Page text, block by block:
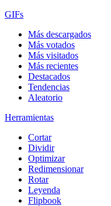
GIFs
Más descargados
Más votados
Más visitados
Más recientes
Destacados
Tendencias
Aleatorio
Herramientas
Cortar
Dividir
Optimizar
Redimensionar
Rotar
Leyenda
Flipbook